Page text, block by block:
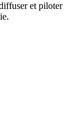
et piloter